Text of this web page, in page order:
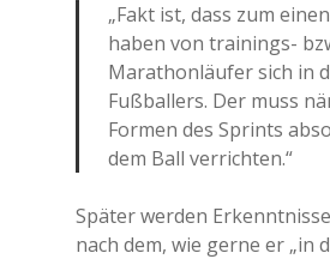
„Fakt ist, dass zum
haben von trainings-
Marathonläufer sich in
Fußballers. Der muss
Formen des Sprints
dem Ball verrichten.“
Später werden
nach dem, wie gerne er „in